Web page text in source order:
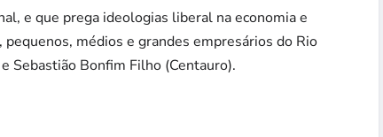
e que prega ideologias liberal na economia e
médios e grandes empresários do Rio
Sebastião Bonfim Filho (Centauro).